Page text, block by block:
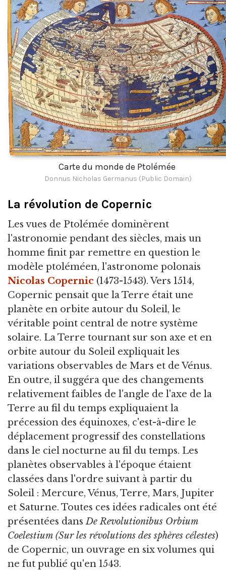
Carte du monde de Ptolémée
Donnus Nicholas Germanus (Public Domain)
La révolution de Copernic
Les vues de Ptolémée dominèrent
l'astronomie pendant des siècles, mais un
homme finit par remettre en question le
modèle ptoléméen, l'astronome polonais
Nicolas Copernic (1473-1543). Vers 1514,
Copernic pensait que la Terre était une
planète en orbite autour du Soleil, le
véritable point central de notre système
solaire. La Terre tournant sur son axe et en
orbite autour du Soleil expliquait les
variations observables de Mars et de Vénus.
En outre, il suggéra que des changements
relativement faibles de l'angle de l'axe de la
Terre au fil du temps expliquaient la
précession des équinoxes, c'est-à-dire le
déplacement progressif des constellations
dans le ciel nocturne au fil du temps. Les
planètes observables à l'époque étaient
classées dans l'ordre suivant à partir du
Soleil : Mercure, Vénus, Terre, Mars, Jupiter
et Saturne. Toutes ces idées radicales ont été
présentées dansDe Revolutionibus Orbium
Coelestium (Sur les révolutions des sphères célestes)
de Copernic, un ouvrage en six volumes qui
ne fut publié qu'en 1543.